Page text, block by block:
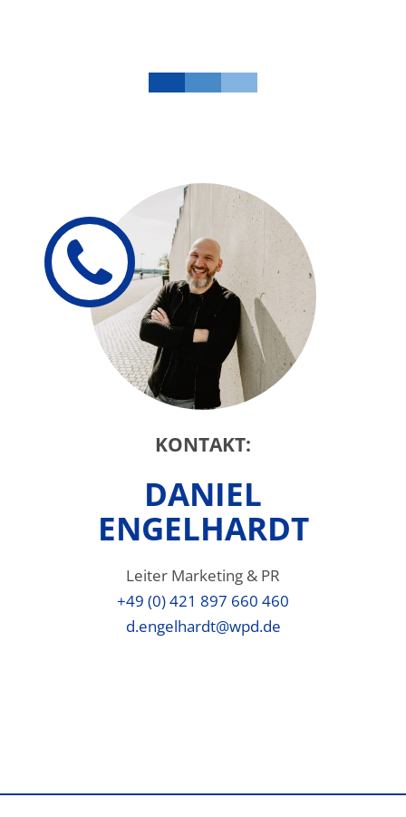
KONTAKT:
DANIEL
ENGELHARDT
Leiter Marketing & PR
+49 (0) 421 897 660 460
d.engelhardt@wpd.de